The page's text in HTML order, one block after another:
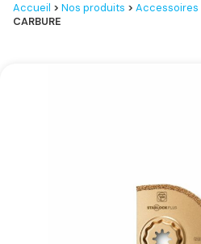
Accueil > Nos produits > Accessoires
CARBURE